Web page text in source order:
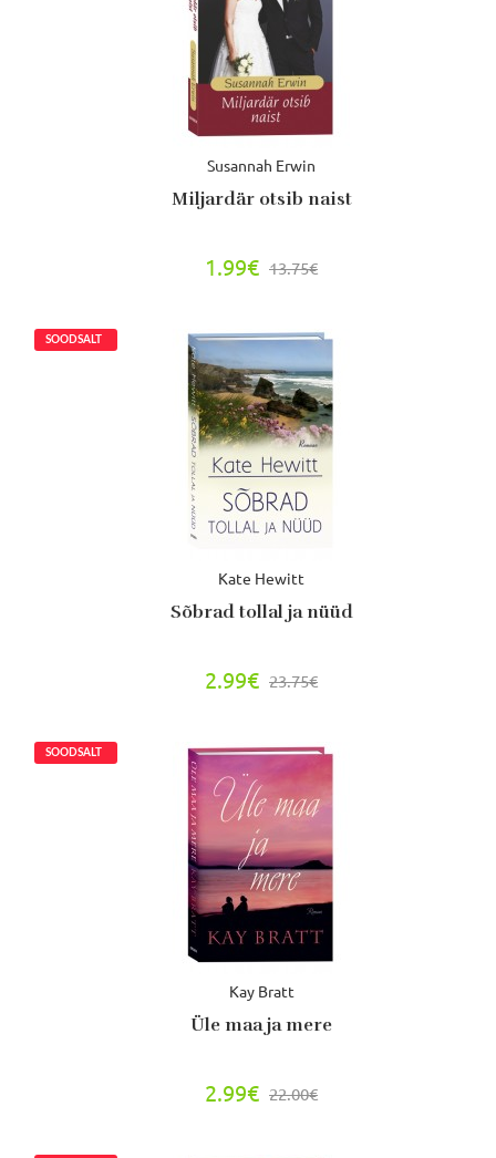
Susannah Erwin
Miljardär otsib naist
1.99€ 13.75€
Kate Hewitt
Sõbrad tollal ja nüüd
2.99€ 23.75€
Kay Bratt
Üle maa ja mere
2.99€ 22.00€